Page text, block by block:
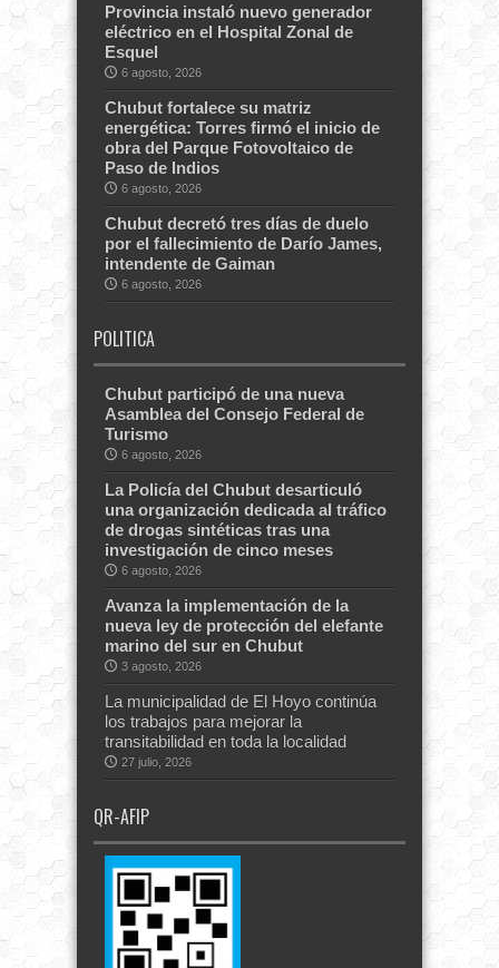
Provincia instaló nuevo generador
eléctrico en el Hospital Zonal de
Esquel
6 agosto, 2026
Chubut fortalece su matriz
energética: Torres firmó el inicio de
obra del Parque Fotovoltaico de
Paso de Indios
6 agosto, 2026
Chubut decretó tres días de duelo
por el fallecimiento de Darío James,
intendente de Gaiman
6 agosto, 2026
POLITICA
Chubut participó de una nueva
Asamblea del Consejo Federal de
Turismo
6 agosto, 2026
La Policía del Chubut desarticuló
una organización dedicada al tráfico
de drogas sintéticas tras una
investigación de cinco meses
6 agosto, 2026
Avanza la implementación de la
nueva ley de protección del elefante
marino del sur en Chubut
3 agosto, 2026
La municipalidad de El Hoyo continúa
los trabajos para mejorar la
transitabilidad en toda la localidad
27 julio, 2026
QR-AFIP